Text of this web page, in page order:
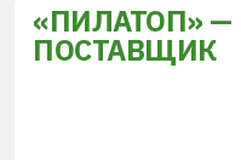
«ПИЛАТОП»
ПОСТАВЩИК